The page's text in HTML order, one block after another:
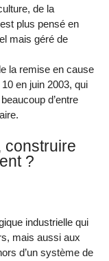
de la
plus pensé en
mais géré de
la remise en cause
en juin 2003, qui
d’entre
construire
?
industrielle qui
mais aussi aux
d’un système de